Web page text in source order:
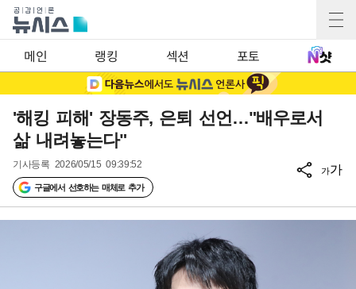
메인 랭킹 섹션 포토
'해킹 피해' 장동주, 은퇴 선언…"배우로서
삶 내려놓는다"
기사등록 2026/05/15 09:39:52
구글에서 선호하는 매체로 추가
가가